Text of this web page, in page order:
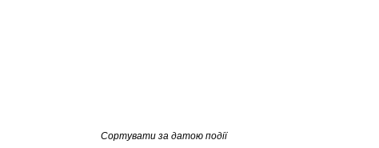
Сортувати за датою події